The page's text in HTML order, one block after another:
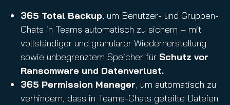
365 Total Backup, um Benutzer- und Gruppen-
Chats in Teams automatisch zu sichern – mit
vollständiger und granularer Wiederherstellung
sowie unbegrenztem Speicher für Schutz vor
Ransomware und Datenverlust.
365 Permission Manager, um automatisch zu
verhindern, dass in Teams-Chats geteilte Dateien